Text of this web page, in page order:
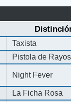
Taxista
Pistola de Rayos
Night Fever
La Ficha Rosa